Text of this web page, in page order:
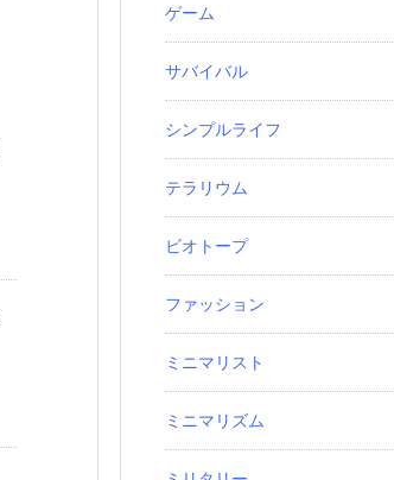
ゲーム
サバイバル
シンプルライフ
テラリウム
ビオトープ
ファッション
ミニマリスト
ミニマリズム